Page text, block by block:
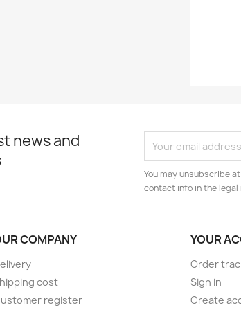
news and
You may unsubscribe
contact info in the legal
COMPANY
cost
register
YOUR
Order
Sign in
Create